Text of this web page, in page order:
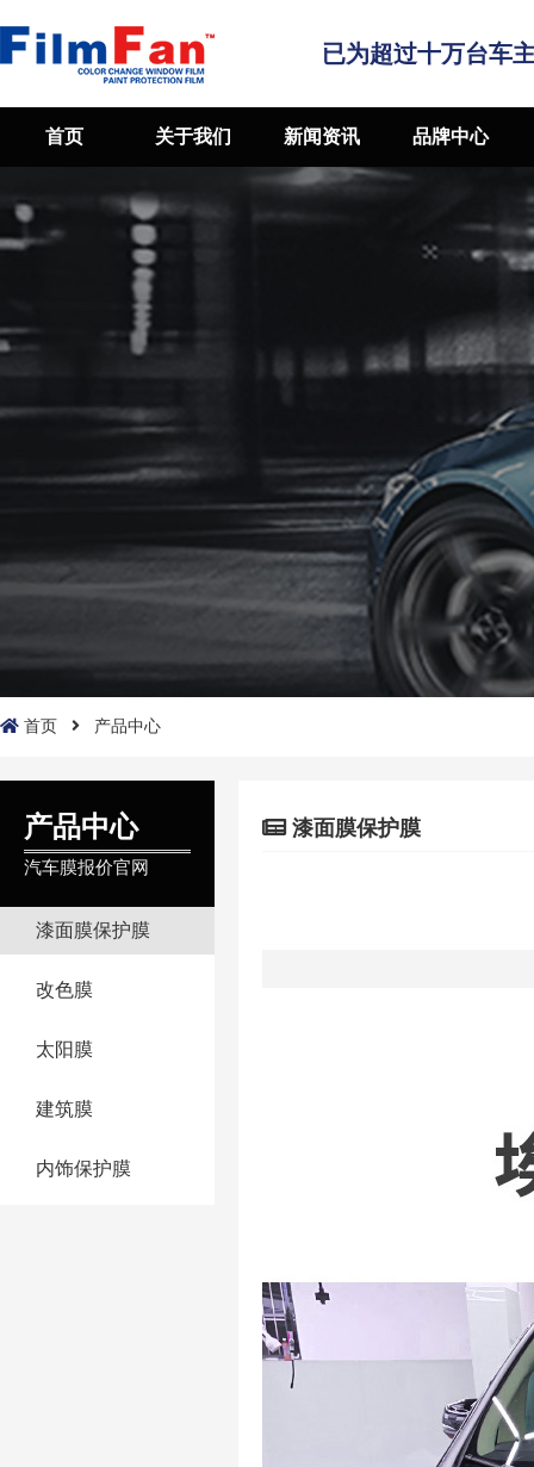
已为超过十万台车
首页 关于我们 新闻资讯 品牌中心
首页 产品中心
产品中心
汽车膜报价官网
漆面膜保护膜
改色膜
太阳膜
建筑膜
内饰保护膜
漆面膜保护膜